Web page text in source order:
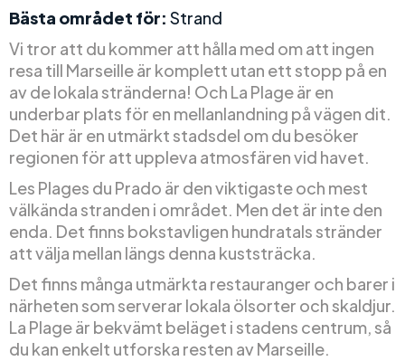
Bästa området för: Strand
Vi tror att du kommer att hålla med om att ingen
resa till Marseille är komplett utan ett stopp på en
av de lokala stränderna! Och La Plage är en
underbar plats för en mellanlandning på vägen dit.
Det här är en utmärkt stadsdel om du besöker
regionen för att uppleva atmosfären vid havet.
Les Plages du Prado är den viktigaste och mest
välkända stranden i området. Men det är inte den
enda. Det finns bokstavligen hundratals stränder
att välja mellan längs denna kuststräcka.
Det finns många utmärkta restauranger och barer i
närheten som serverar lokala ölsorter och skaldjur.
La Plage är bekvämt beläget i stadens centrum, så
du kan enkelt utforska resten av Marseille.